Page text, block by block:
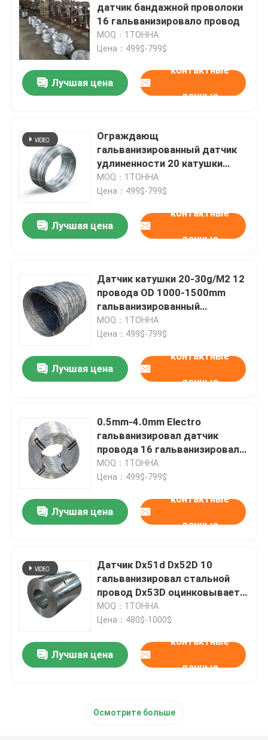
Дом
датчик бандажной проволоки
16 гальванизировало провод
MOQ：1ТОННА
Цена：499$-799$
Лучшая цена
контактные
данные
Ограждающ
гальванизированный датчик
удлиненности 20 катушки
12%-15% стального провода
гальванизировал провод
MOQ：1ТОННА
Цена：499$-799$
Лучшая цена
контактные
данные
Датчик катушки 20-30g/M2 12
провода OD 1000-1500mm
гальванизированный
гальванизировал стальной
провод
MOQ：1ТОННА
Цена：499$-799$
Лучшая цена
контактные
данные
0.5mm-4.0mm Electro
гальванизировал датчик
провода 16 гальванизировали
стальной провод для
промышленного
MOQ：1ТОННА
Цена：499$-799$
Лучшая цена
контактные
данные
Датчик Dx51d Dx52D 10
гальванизировал стальной
провод Dx53D оцинковывает
гальванизированный провод
металла
MOQ：1ТОННА
Цена：480$-1000$
Лучшая цена
контактные
данные
Осмотрите больше